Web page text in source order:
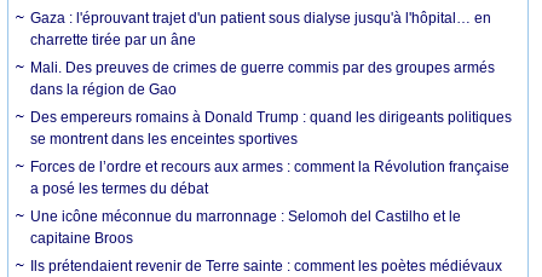
Gaza : l'éprouvant trajet d'un patient sous dialyse jusqu'à l'hôpital… en
charrette tirée par un âne
Mali. Des preuves de crimes de guerre commis par des groupes armés
dans la région de Gao
Des empereurs romains à Donald Trump : quand les dirigeants politiques
se montrent dans les enceintes sportives
Forces de l’ordre et recours aux armes : comment la Révolution française
a posé les termes du débat
Une icône méconnue du marronnage : Selomoh del Castilho et le
capitaine Broos
Ils prétendaient revenir de Terre sainte : comment les poètes médiévaux